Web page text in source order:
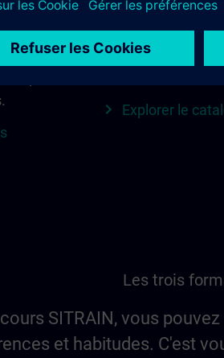
est
que
clés et des filtres –
explorez par
dans le catalogue
Explorer le
Les trois
SITRAIN, vous
et habitudes. C'est